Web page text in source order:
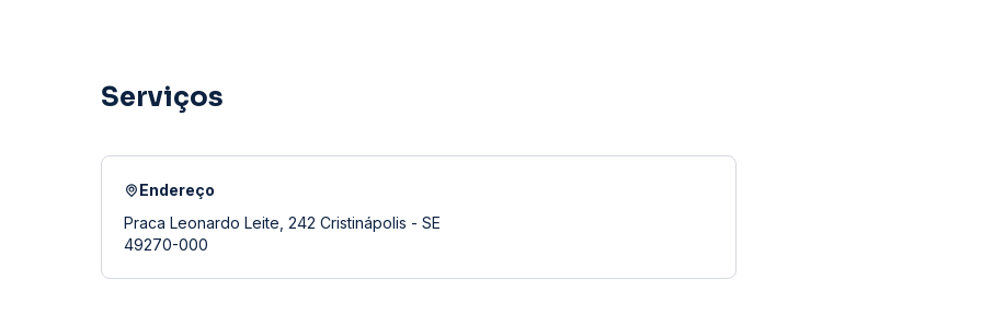
Serviços
Endereço
Praca Leonardo Leite, 242 Cristinápolis - SE
49270-000